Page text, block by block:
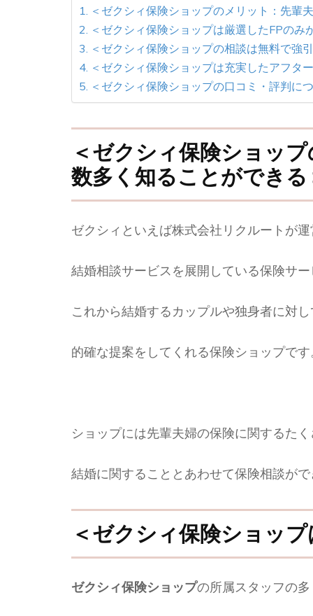
＜ゼクシィ保険ショップのメリット：先輩
＜ゼクシィ保険ショップは厳選したFPのみ
＜ゼクシィ保険ショップの相談は無料で強
＜ゼクシィ保険ショップは充実したアフタ
＜ゼクシィ保険ショップの口コミ・評判に
＜ゼクシィ保険ショッ
数多く知ることができる
ゼクシィといえば株式会社リクルートが
結婚相談サービスを展開している保険サ
これから結婚するカップルや独身者に対
的確な提案をしてくれる保険ショップで
ショップには先輩夫婦の保険に関するた
結婚に関することとあわせて保険相談が
＜ゼクシィ保険ショッ
ゼクシィ保険ショップの所属スタッフの